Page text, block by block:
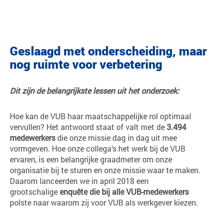
Geslaagd met onderscheiding, maar
nog ruimte voor verbetering
Dit zijn de belangrijkste lessen uit het onderzoek:
Hoe kan de VUB haar maatschappelijke rol optimaal
vervullen? Het antwoord staat of valt met de3.494
medewerkersdie onze missie dag in dag uit mee
vormgeven. Hoe onze collega’s het werk bij de VUB
ervaren, is een belangrijke graadmeter om onze
organisatie bij te sturen en onze missie waar te maken.
Daarom lanceerden we in april 2018 een
grootschaligeenquête die bij alle VUB-medewerkers
polste naar waarom zij voor VUB als werkgever kiezen.